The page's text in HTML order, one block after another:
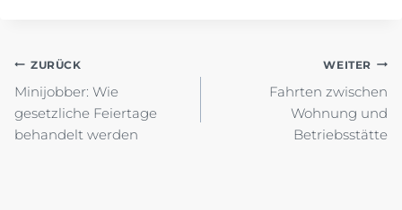
Beitragsnavigation
ZURÜCK
Minijobber: Wie
gesetzliche Feiertage
behandelt werden
WEITER
Fahrten zwischen
Wohnung und
Betriebsstätte